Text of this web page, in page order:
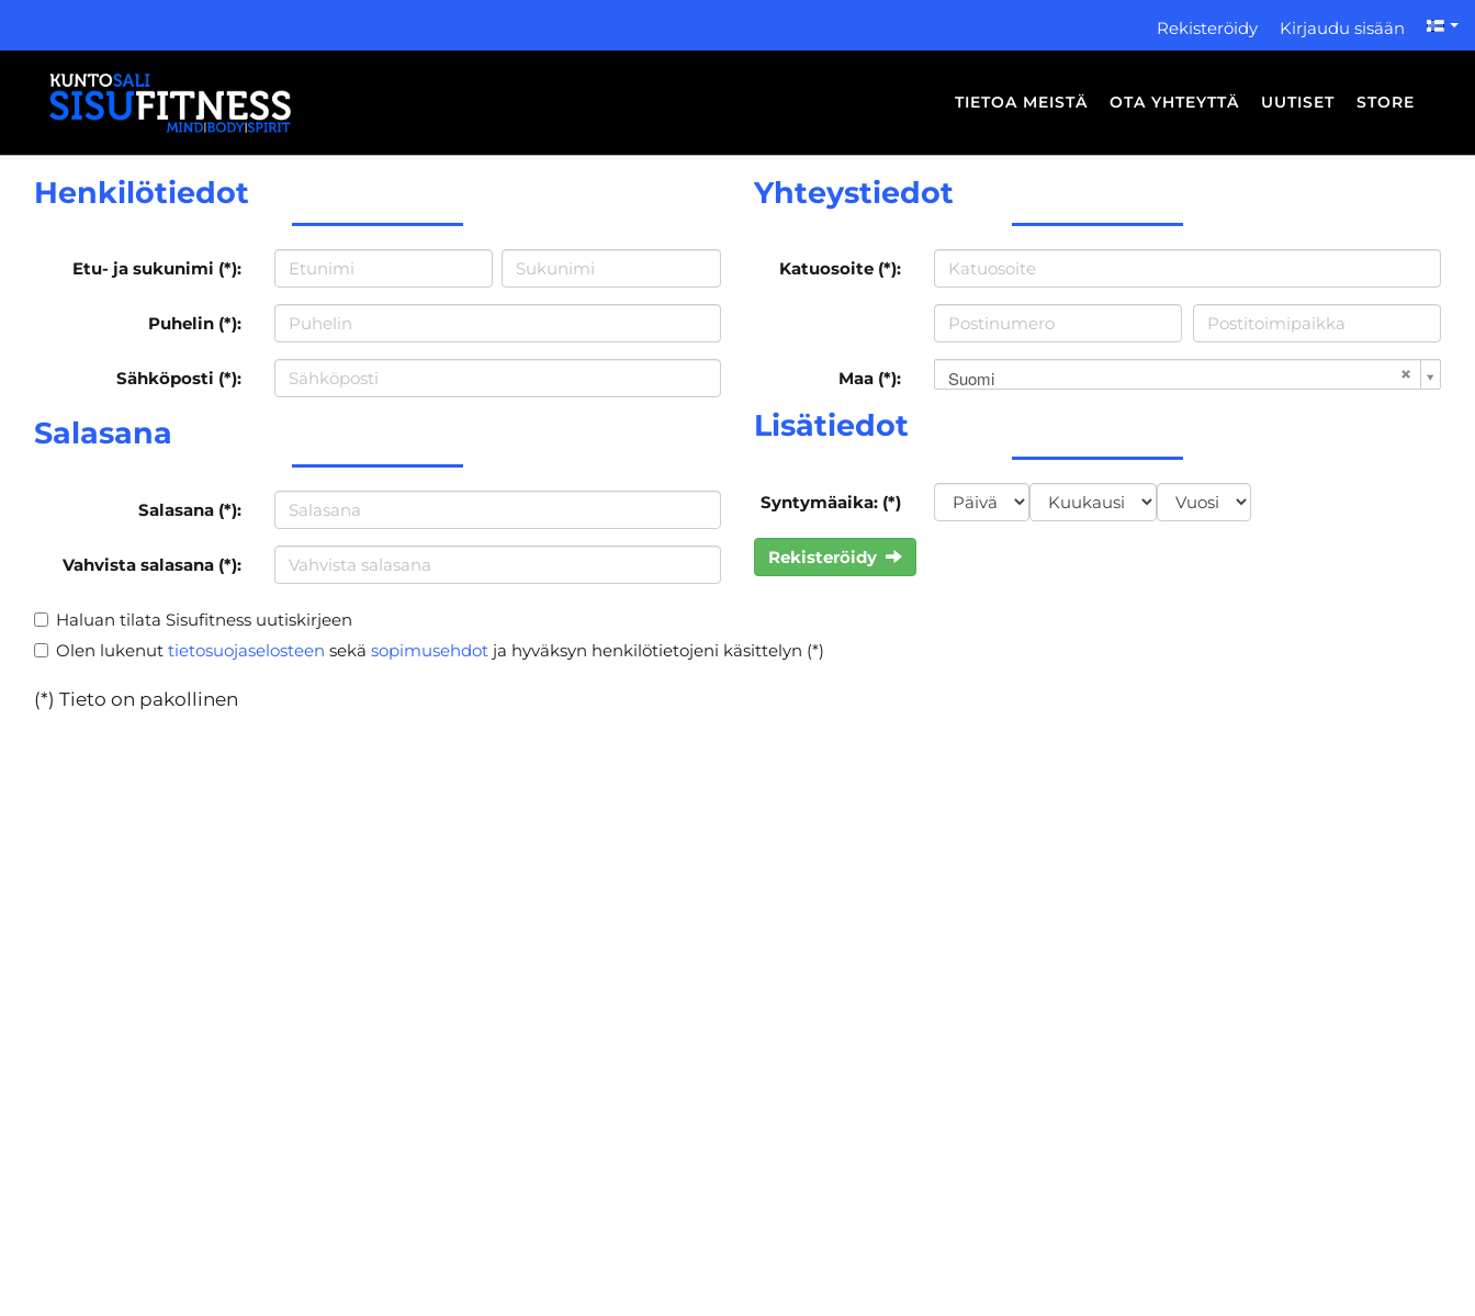
Rekisteröidy Kirjaudu sisään
TIETOA MEISTÄ OTA YHTEYTTÄ UUTISET STORE
Henkilötiedot
Etu- ja sukunimi (*):
Puhelin (*):
Sähköposti (*):
Salasana
Salasana (*):
Vahvista salasana (*):
Yhteystiedot
Katuosoite (*):
Maa (*): Suomi
Lisätiedot
Syntymäaika: (*)
Rekisteröidy
Haluan tilata Sisufitness uutiskirjeen
Olen lukenut tietosuojaselosteen sekä sopimusehdot ja hyväksyn henkilötietojeni käsittelyn (*)
(*) Tieto on pakollinen